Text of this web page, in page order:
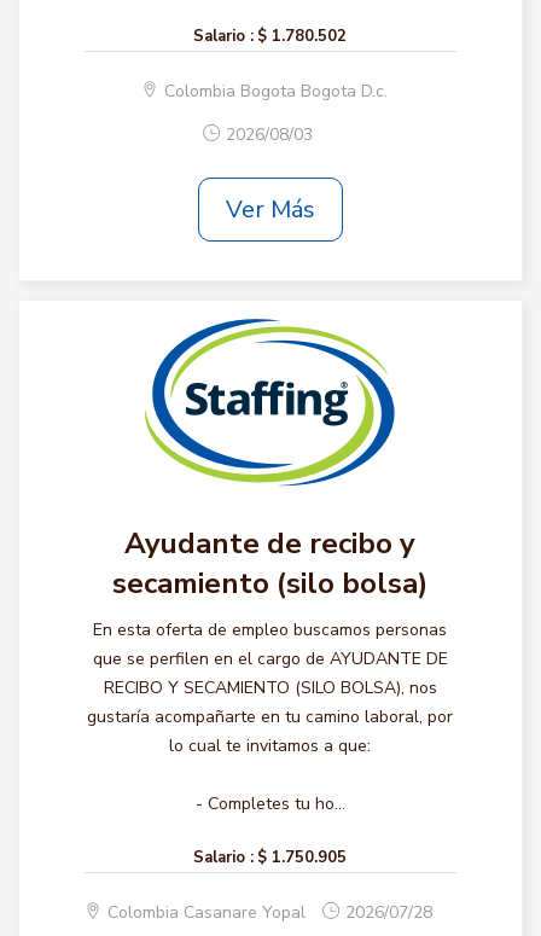
Salario : $ 1.780.502
Colombia Bogota Bogota D.c.
2026/08/03
Ver Más
Ayudante de recibo y
secamiento (silo bolsa)
En esta oferta de empleo buscamos personas
que se perfilen en el cargo de AYUDANTE DE
RECIBO Y SECAMIENTO (SILO BOLSA), nos
gustaría acompañarte en tu camino laboral, por
lo cual te invitamos a que:
- Completes tu ho...
Salario : $ 1.750.905
Colombia Casanare Yopal 2026/07/28